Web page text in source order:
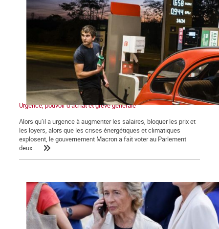
Urgence, pouvoir d’achat et grève générale
Alors qu’il a urgence à augmenter les salaires, bloquer les prix et
les loyers, alors que les crises énergétiques et climatiques
explosent, le gouvernement Macron a fait voter au Parlement
deux...